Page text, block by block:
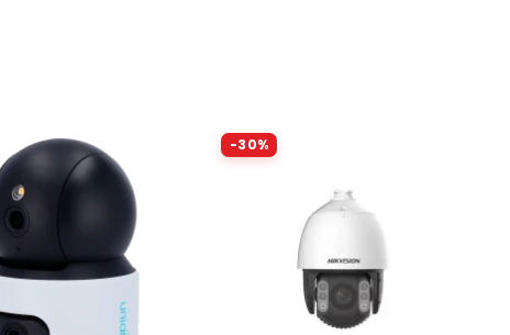
-30%